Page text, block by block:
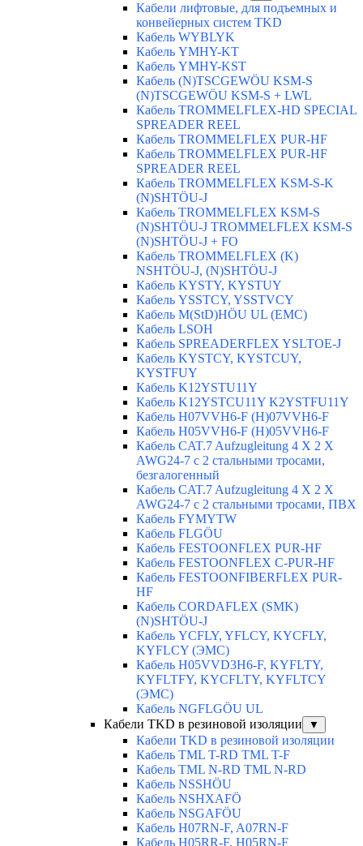
Кабели лифтовые, для подъемных и
конвейерных систем TKD
Кабель WYBLYK
Кабель YMHY-KT
Кабель YMHY-KST
Кабель (N)TSCGEWÖU KSM-S
(N)TSCGEWÖU KSM-S + LWL
Кабель TROMMELFLEX-HD SPECIAL
SPREADER REEL
Кабель TROMMELFLEX PUR-HF
Кабель TROMMELFLEX PUR-HF
SPREADER REEL
Кабель TROMMELFLEX KSM-S-K
(N)SHTÖU-J
Кабель TROMMELFLEX KSM-S
(N)SHTÖU-J TROMMELFLEX KSM-S
(N)SHTÖU-J + FO
Кабель TROMMELFLEX (K)
NSHTÖU-J, (N)SHTÖU-J
Кабель KYSTY, KYSTUY
Кабель YSSTCY, YSSTVCY
Кабель M(StD)HÖU UL (EMС)
Кабель LSOH
Кабель SPREADERFLEX YSLTOE-J
Кабель KYSTCY, KYSTCUY,
KYSTFUY
Кабель K12YSTU11Y
Кабель K12YSTCU11Y K2YSTFU11Y
Кабель H07VVH6-F (H)07VVH6-F
Кабель H05VVH6-F (H)05VVH6-F
Кабель CAT.7 Aufzugleitung 4 X 2 X
AWG24-7 c 2 стальными тросами,
безгалогенный
Кабель CAT.7 Aufzugleitung 4 X 2 X
AWG24-7 c 2 стальными тросами, ПВХ
Кабель FYMYTW
Кабель FLGÖU
Кабель FESTOONFLEX PUR-HF
Кабель FESTOONFLEX C-PUR-HF
Кабель FESTOONFIBERFLEX PUR-
HF
Кабель CORDAFLEX (SMK)
(N)SHTÖU-J
Кабель YCFLY, YFLCY, KYCFLY,
KYFLCY (ЭМС)
Кабель H05VVD3H6-F, KYFLTY,
KYFLTFY, KYCFLTY, KYFLTCY
(ЭMС)
Кабель NGFLGÖU UL
Кабели TKD в резиновой изоляции
▼
Кабели TKD в резиновой изоляции
Кабель TML T-RD TML T-F
Кабель TML N-RD TML N-RD
Кабель NSSHÖU
Кабель NSHXAFÖ
Кабель NSGAFÖU
Кабель H07RN-F, A07RN-F
Кабель H05RR-F, H05RN-F